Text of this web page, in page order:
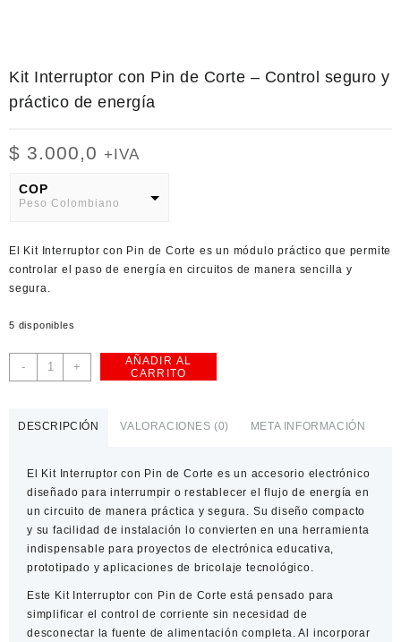
Kit Interruptor con Pin de Corte – Control seguro y
práctico de energía
$ 3.000,0 +IVA
COP
Peso Colombiano
American Dollar
El Kit Interruptor con Pin de Corte es un módulo práctico que permite
controlar el paso de energía en circuitos de manera sencilla y
segura.
5 disponibles
-
Kit
Interruptor
–
Control
seguro
y
práctico
de
+
AÑADIR AL
CARRITO
DESCRIPCIÓN VALORACIONES (0) META INFORMACIÓN
El Kit Interruptor con Pin de Corte es un accesorio electrónico
diseñado para interrumpir o restablecer el flujo de energía en
un circuito de manera práctica y segura. Su diseño compacto
y su facilidad de instalación lo convierten en una herramienta
indispensable para proyectos de electrónica educativa,
prototipado y aplicaciones de bricolaje tecnológico.
Este Kit Interruptor con Pin de Corte está pensado para
simplificar el control de corriente sin necesidad de
desconectar la fuente de alimentación completa. Al incorporar